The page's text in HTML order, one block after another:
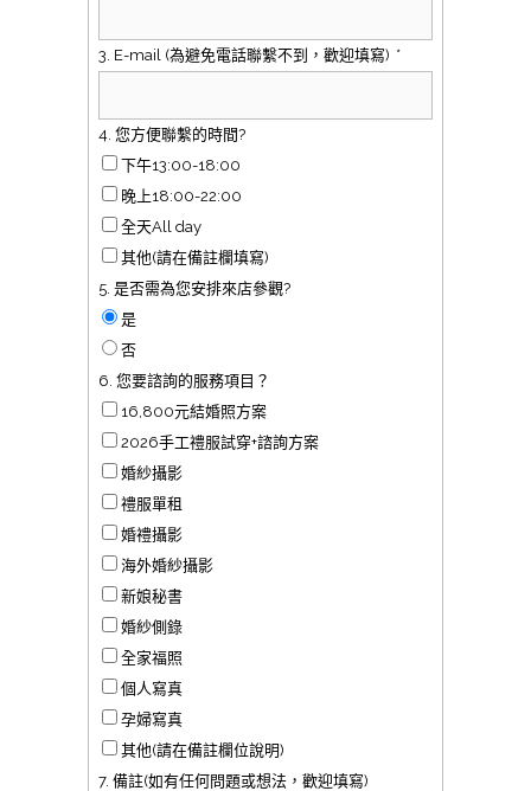
3. E-mail (為避免電話聯繫不到，歡迎填寫) *
4. 您方便聯繫的時間?
下午13:00-18:00
晚上18:00-22:00
全天All day
其他(請在備註欄填寫)
5. 是否需為您安排來店參觀?
是
否
6. 您要諮詢的服務項目？
16,800元結婚照方案
2026手工禮服試穿+諮詢方案
婚紗攝影
禮服單租
婚禮攝影
海外婚紗攝影
新娘秘書
婚紗側錄
全家福照
個人寫真
孕婦寫真
其他(請在備註欄位說明)
7. 備註(如有任何問題或想法，歡迎填寫)